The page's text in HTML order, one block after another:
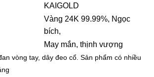
KAIGOLD
Vàng 24K 99.99%, Ngọc
bích,
May mắn, thịnh vượng
vòng tay, dây đeo cổ. Sản phẩm có nhiều